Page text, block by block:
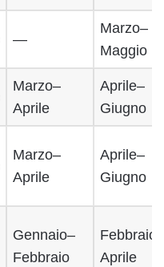
—
Marzo–
Maggio
Marzo–
Aprile
Aprile–
Giugno
Marzo–
Aprile
Aprile–
Giugno
Gennaio–
Febbraio
Aprile